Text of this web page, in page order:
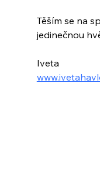
Těším se na
jedinečnou
Iveta